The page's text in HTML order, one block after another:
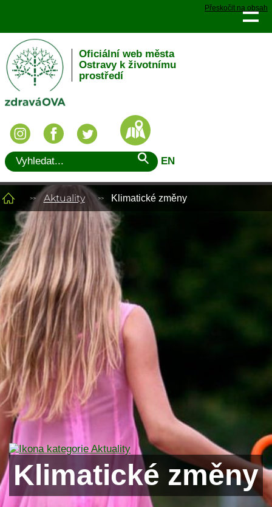
Přeskočit na obsah
Oficiální web města
Ostravy k životnímu
prostředí
EN
Aktuality Klimatické změny
Klimatické změny